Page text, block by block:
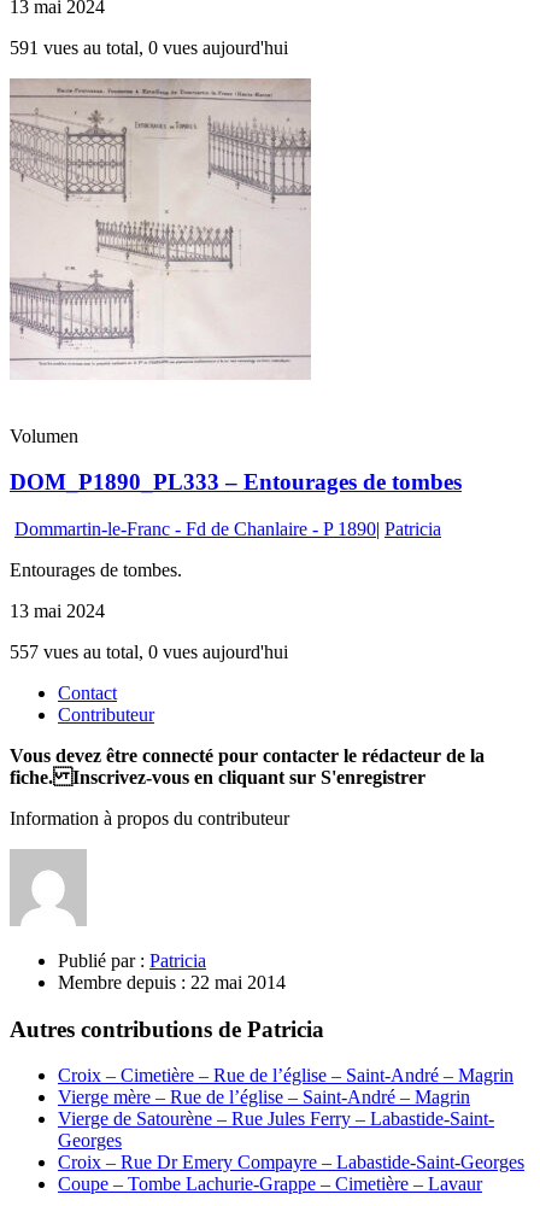
13 mai 2024
591 vues au total, 0 vues aujourd'hui
Volumen
DOM_P1890_PL333 – Entourages de tombes
Dommartin-le-Franc - Fd de Chanlaire - P 1890| Patricia
Entourages de tombes.
13 mai 2024
557 vues au total, 0 vues aujourd'hui
Contact
Contributeur
Vous devez être connecté pour contacter le rédacteur de la
fiche. Inscrivez-vous en cliquant sur S'enregistrer
Information à propos du contributeur
Publié par : Patricia
Membre depuis : 22 mai 2014
Autres contributions de Patricia
Croix – Cimetière – Rue de l’église – Saint-André – Magrin
Vierge mère – Rue de l’église – Saint-André – Magrin
Vierge de Satourène – Rue Jules Ferry – Labastide-Saint-
Georges
Croix – Rue Dr Emery Compayre – Labastide-Saint-Georges
Coupe – Tombe Lachurie-Grappe – Cimetière – Lavaur